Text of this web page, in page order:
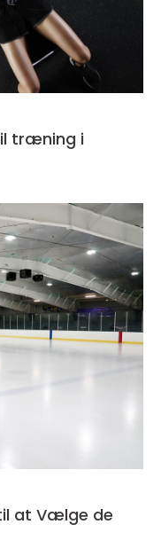
træning i
at Vælge de